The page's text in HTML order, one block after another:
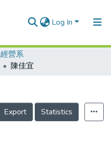
Log In
營系
陳佳宜
Export Statistics